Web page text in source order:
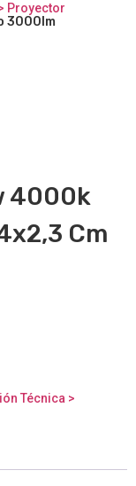
Proyector
3000lm
4000k
Cm
Técnica >